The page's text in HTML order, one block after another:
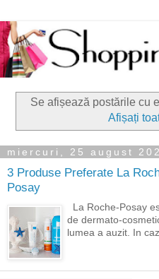
Se afișează postările cu
Afișați
miercuri, 25 august
3 Produse Preferate La
Posay
La Roche-Posay
de dermato-
lumea a auzit. In